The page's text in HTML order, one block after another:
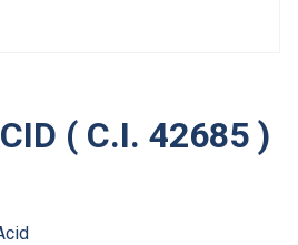
( C.I. 42685 )